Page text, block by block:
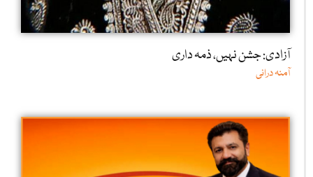
آزادی: جشن نہیں، ذمہ داری
آمنہ درانی